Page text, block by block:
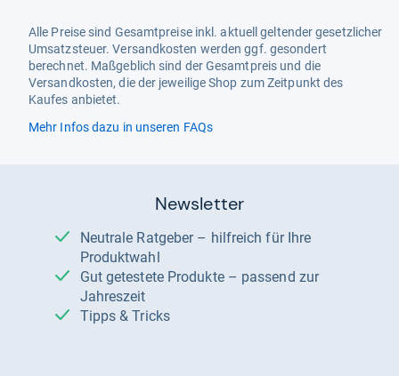
Alle Preise sind Gesamtpreise inkl. aktuell geltender gesetzlicher
Umsatzsteuer. Versandkosten werden ggf. gesondert
berechnet. Maßgeblich sind der Gesamtpreis und die
Versandkosten, die der jeweilige Shop zum Zeitpunkt des
Kaufes anbietet.
Mehr Infos dazu in unseren FAQs
Newsletter
Neutrale Ratgeber – hilfreich für Ihre
Produktwahl
Gut getestete Produkte – passend zur
Jahreszeit
Tipps & Tricks